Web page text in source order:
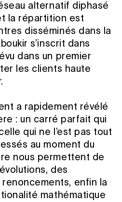
alternatif diphasé
la répartition est
disséminés dans la
s’inscrit dans
dans un premier
les clients haute
a rapidement révélé
: un carré parfait qui
qui ne l’est pas tout
au moment du
nous permettent de
des
enfin la
mathématique